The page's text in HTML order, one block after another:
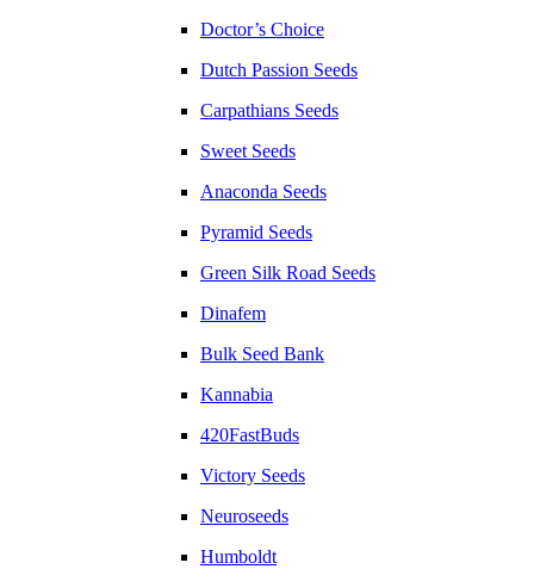
Doctor’s Choice
Dutch Passion Seeds
Carpathians Seeds
Sweet Seeds
Anaconda Seeds
Pyramid Seeds
Green Silk Road Seeds
Dinafem
Bulk Seed Bank
Kannabia
420FastBuds
Victory Seeds
Neuroseeds
Humboldt